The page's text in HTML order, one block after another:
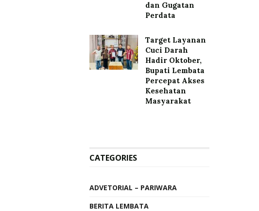
dan Gugatan
Perdata
Target Layanan
Cuci Darah
Hadir Oktober,
Bupati Lembata
Percepat Akses
Kesehatan
Masyarakat
CATEGORIES
ADVETORIAL – PARIWARA
BERITA LEMBATA